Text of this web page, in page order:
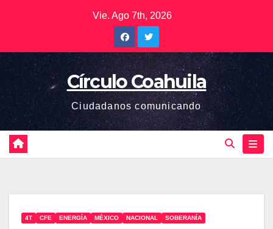
Vie. Ago 7th, 2026
Círculo Coahuila
Ciudadanos comunicando
4T CFE ENERGÍA MÉXICO NACIONAL SOBERANÍA